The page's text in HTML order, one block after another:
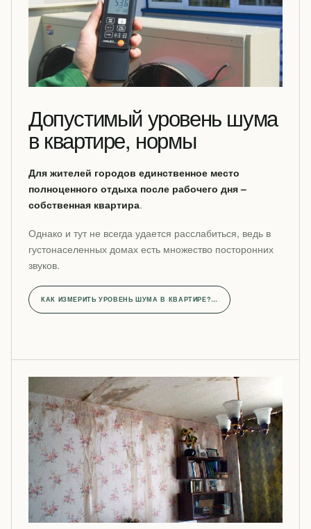
Допустимый уровень шума
в квартире, нормы
Для жителей городов единственное место
полноценного отдыха после рабочего дня –
собственная квартира.
Однако и тут не всегда удается расслабиться, ведь в
густонаселенных домах есть множество посторонних
звуков.
КАК ИЗМЕРИТЬ УРОВЕНЬ ШУМА В КВАРТИРЕ?…